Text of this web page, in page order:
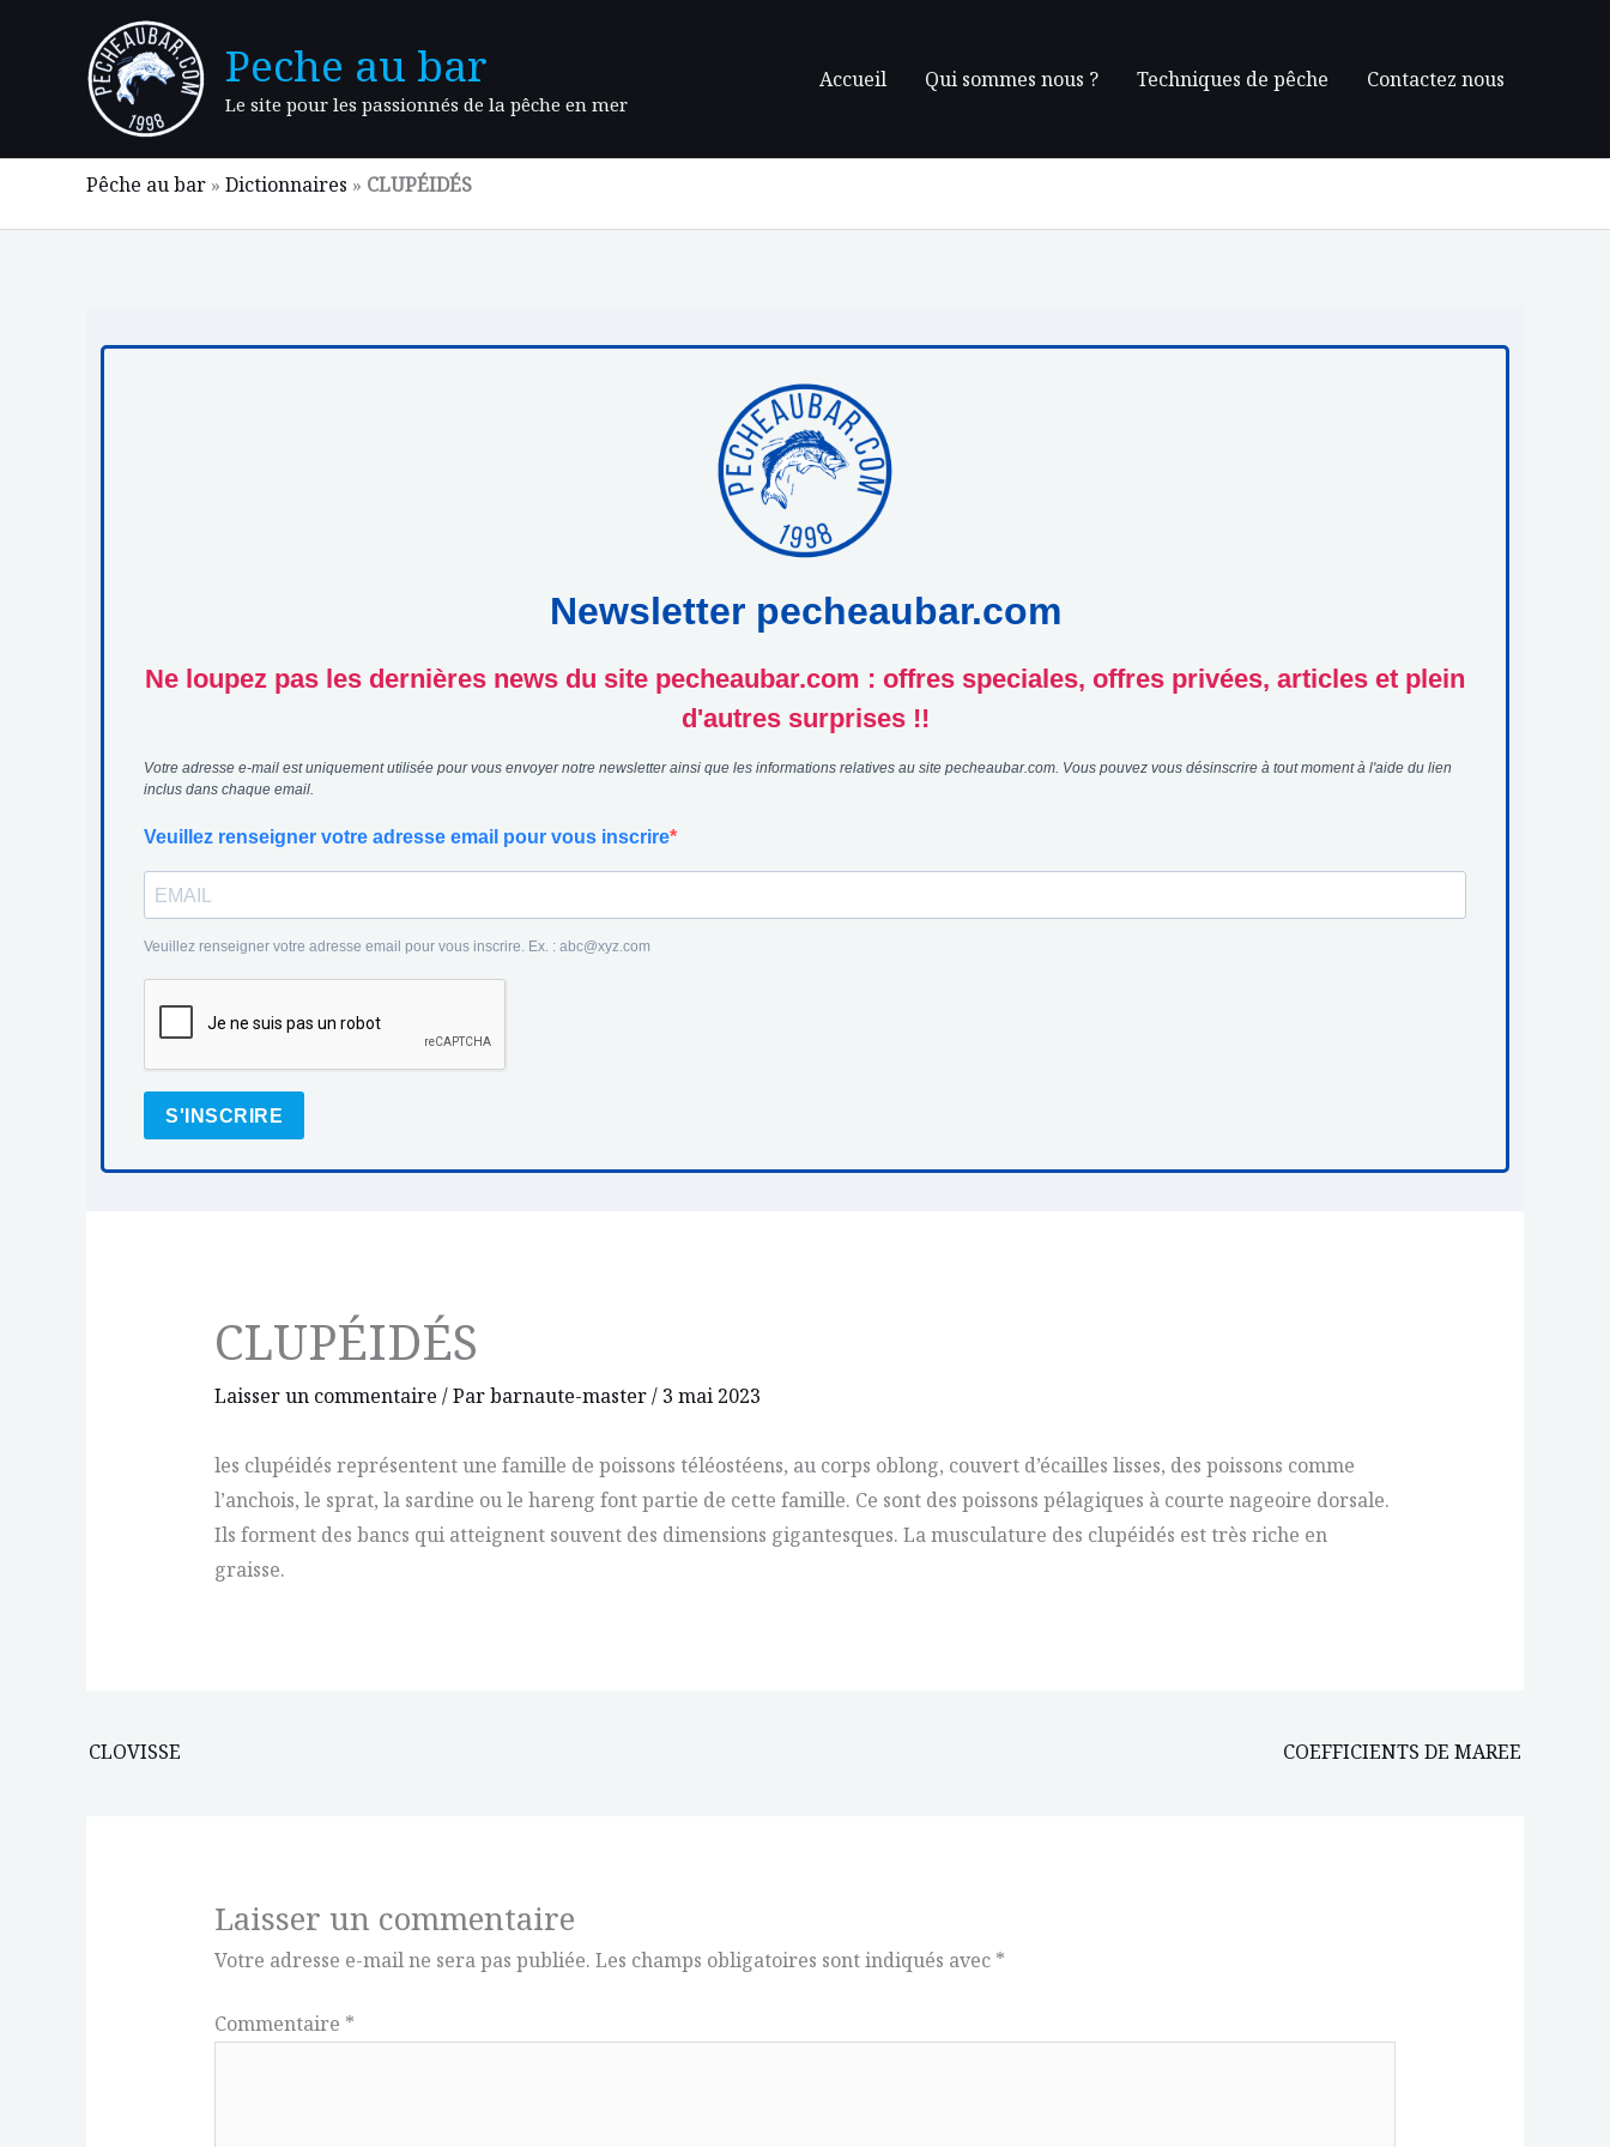
Peche au bar
Le site pour les passionnés de la pêche en mer
Accueil Qui sommes nous ? Techniques de pêche Contactez nous
Pêche au bar » Dictionnaires » CLUPÉIDÉS
Newsletter pecheaubar.com
Ne loupez pas les dernières news du site pecheaubar.com : offres speciales, offres privées, articles et plein
d'autres surprises !!
Votre adresse e-mail est uniquement utilisée pour vous envoyer notre newsletter ainsi que les informations relatives au site pecheaubar.com. Vous pouvez vous désinscrire à tout moment à l'aide du lien
inclus dans chaque email.
Veuillez renseigner votre adresse email pour vous inscrire
Veuillez renseigner votre adresse email pour vous inscrire. Ex. : abc@xyz.com
S'INSCRIRE
CLUPÉIDÉS
Laisser un commentaire / Parbarnaute-master/ 3 mai 2023
les clupéidés représentent une famille de poissons téléostéens, au corps oblong, couvert d’écailles lisses, des poissons comme
l’anchois, le sprat, la sardine ou le hareng font partie de cette famille. Ce sont des poissons pélagiques à courte nageoire dorsale.
Ils forment des bancs qui atteignent souvent des dimensions gigantesques. La musculature des clupéidés est très riche en
graisse.
CLOVISSE COEFFICIENTS DE MAREE
Laisser un commentaire
Votre adresse e-mail ne sera pas publiée. Les champs obligatoires sont indiqués avec *
Commentaire *